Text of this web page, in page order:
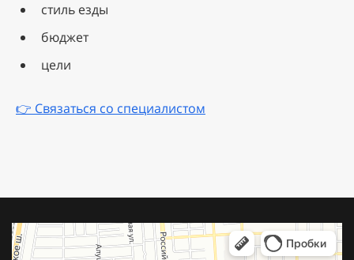
стиль езды
бюджет
цели
👉 Связаться со специалистом